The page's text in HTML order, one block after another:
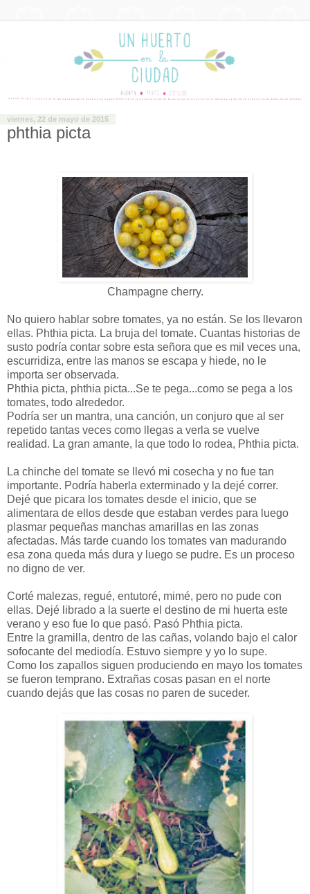
viernes, 22 de mayo de 2015
phthia picta
Champagne cherry.
No quiero hablar sobre tomates, ya no están. Se los llevaron
ellas. Phthia picta. La bruja del tomate. Cuantas historias de
susto podría contar sobre esta señora que es mil veces una,
escurridiza, entre las manos se escapa y hiede, no le
importa ser observada.
Phthia picta, phthia picta...Se te pega...como se pega a los
tomates, todo alrededor.
Podría ser un mantra, una canción, un conjuro que al ser
repetido tantas veces como llegas a verla se vuelve
realidad. La gran amante, la que todo lo rodea, Phthia picta.
La chinche del tomate se llevó mi cosecha y no fue tan
importante. Podría haberla exterminado y la dejé correr.
Dejé que picara los tomates desde el inicio, que se
alimentara de ellos desde que estaban verdes para luego
plasmar pequeñas manchas amarillas en las zonas
afectadas. Más tarde cuando los tomates van madurando
esa zona queda más dura y luego se pudre. Es un proceso
no digno de ver.
Corté malezas, regué, entutoré, mimé, pero no pude con
ellas. Dejé librado a la suerte el destino de mi huerta este
verano y eso fue lo que pasó. Pasó Phthia picta.
Entre la gramilla, dentro de las cañas, volando bajo el calor
sofocante del mediodía. Estuvo siempre y yo lo supe.
Como los zapallos siguen produciendo en mayo los tomates
se fueron temprano. Extrañas cosas pasan en el norte
cuando dejás que las cosas no paren de suceder.